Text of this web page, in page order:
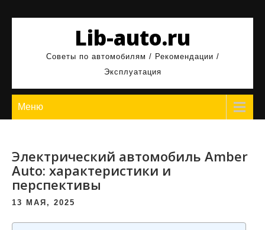
Lib-auto.ru
Советы по автомобилям / Рекомендации /
Эксплуатация
Меню
Электрический автомобиль Amber
Auto: характеристики и
перспективы
13 МАЯ, 2025